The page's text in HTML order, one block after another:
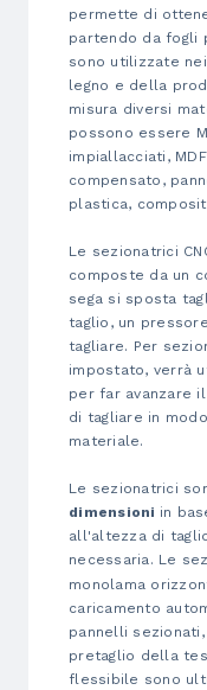
permette di
partendo da fogli
sono utilizzate
legno e della
misura diversi
possono essere
impiallacciati,
compensato,
plastica,
Le sezionatrici
composte da un
sega si sposta
taglio, un
tagliare. Per
impostato, verrà
per far avanzare
di tagliare in
materiale.
Le sezionatrici
dimensioni in
all'altezza di
necessaria. Le
monolama
caricamento
pannelli
pretaglio della
flessibile sono